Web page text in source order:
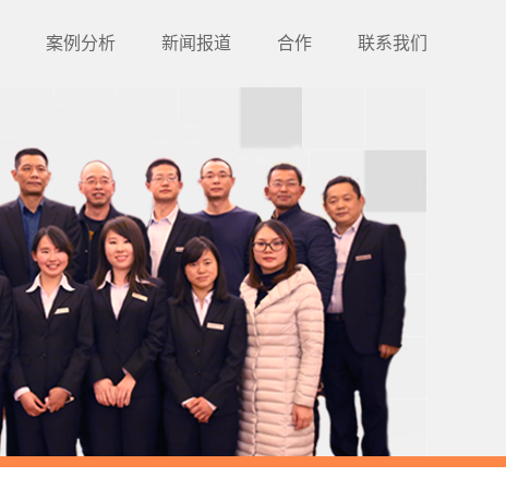
案例分析 新闻报道 合作 联系我们